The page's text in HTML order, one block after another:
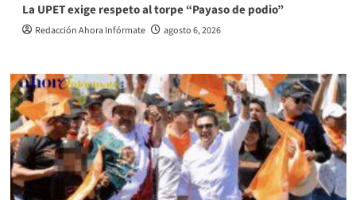
La UPET exige respeto al torpe “Payaso de podio”
Redacción Ahora Infórmate agosto 6, 2026